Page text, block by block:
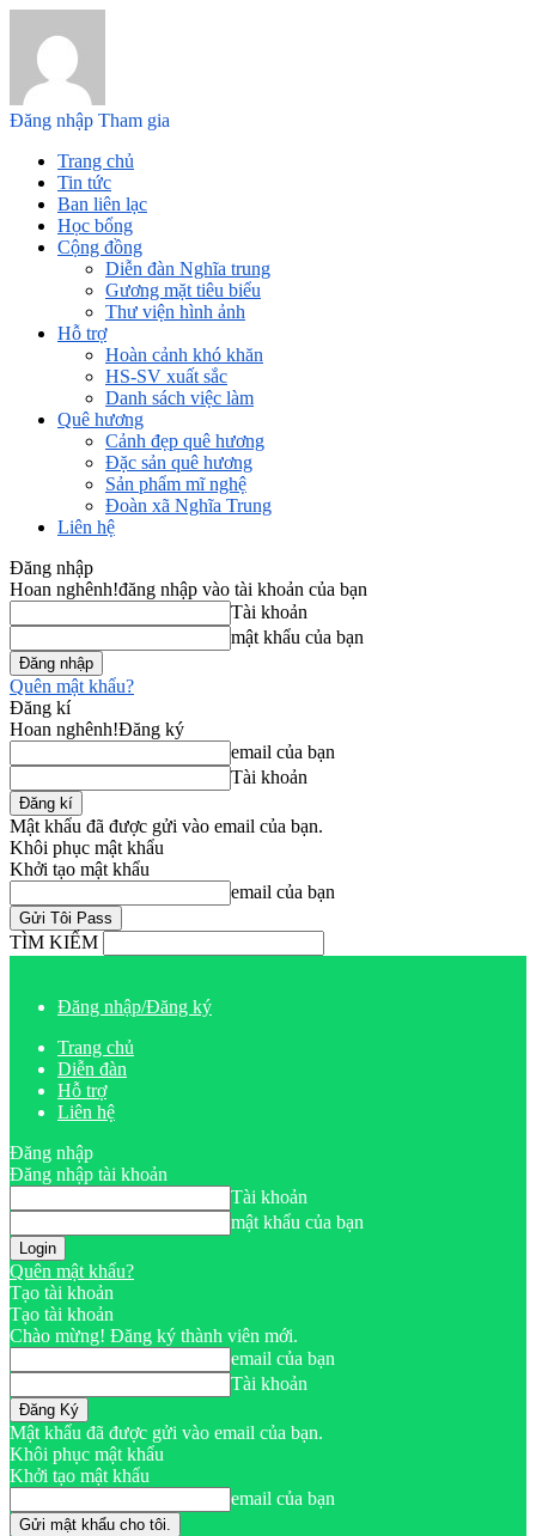
Đăng nhập Tham gia
Trang chủ
Tin tức
Ban liên lạc
Học bổng
Cộng đồng
Diễn đàn Nghĩa trung
Gương mặt tiêu biểu
Thư viện hình ảnh
Hỗ trợ
Hoàn cảnh khó khăn
HS-SV xuất sắc
Danh sách việc làm
Quê hương
Cảnh đẹp quê hương
Đặc sản quê hương
Sản phẩm mĩ nghệ
Đoàn xã Nghĩa Trung
Liên hệ
Đăng nhập
Hoan nghênh!đăng nhập vào tài khoản của bạn
Tài khoản
mật khẩu của bạn
Quên mật khẩu?
Đăng kí
Hoan nghênh!Đăng ký
email của bạn
Tài khoản
Mật khẩu đã được gửi vào email của bạn.
Khôi phục mật khẩu
Khởi tạo mật khẩu
email của bạn
TÌM KIẾM
Đăng nhập/Đăng ký
Trang chủ
Diễn đàn
Hỗ trợ
Liên hệ
Đăng nhập
Đăng nhập tài khoản
Tài khoản
mật khẩu của bạn
Quên mật khẩu?
Tạo tài khoản
Tạo tài khoản
Chào mừng! Đăng ký thành viên mới.
email của bạn
Tài khoản
Mật khẩu đã được gửi vào email của bạn.
Khôi phục mật khẩu
Khởi tạo mật khẩu
email của bạn